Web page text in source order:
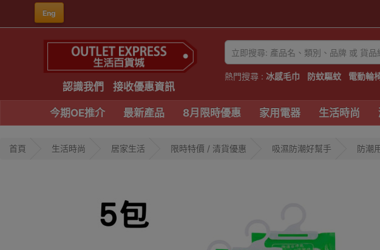
Eng
認識我們 接收優惠資訊
熱門搜尋 : 冰感毛巾 防蚊驅蚊 電動輪
今期OE推介 最新產品 8月限時優惠 家用電器 生活時尚
首頁 生活時尚 居家生活 限時特價 / 清貨優惠 吸濕防潮好幫手 防潮